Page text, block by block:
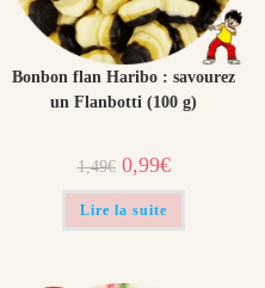
Bonbon flan Haribo : savourez
un Flanbotti (100 g)
1,49€ Le
prix
initial
était :
0,99€Le
prix
actuel
Lire la suite